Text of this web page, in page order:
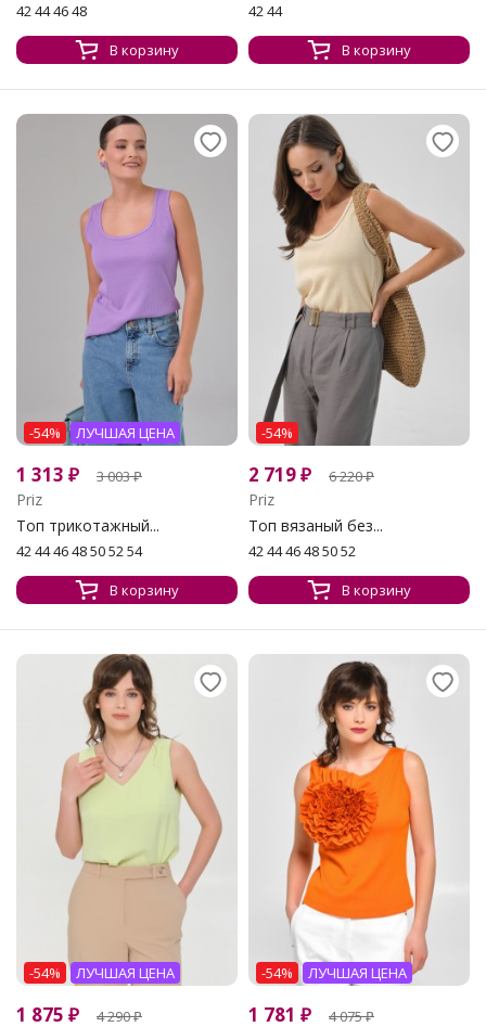
42 44 46 48
В корзину
42 44
В корзину
-54% ЛУЧШАЯ ЦЕНА
1 313 ₽ 3 003₽
Priz
Топ трикотажный...
42 44 46 48 50 52 54
В корзину
-54%
2 719₽ 6 220₽
Priz
Топ вязаный без...
42 44 46 48 50 52
В корзину
-54% ЛУЧШАЯ ЦЕНА
1 875 ₽ 4 290₽
-54% ЛУЧШАЯ ЦЕНА
1 781 ₽ 4 075₽